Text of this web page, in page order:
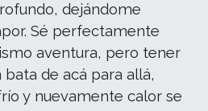
dejándome
Sé perfectamente
aventura, pero tener
bata de acá para allá,
y nuevamente calor se